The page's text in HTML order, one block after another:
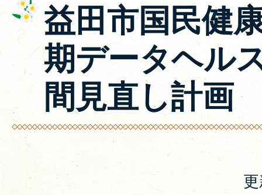
益田市国民健
期データヘル
間見直し計画